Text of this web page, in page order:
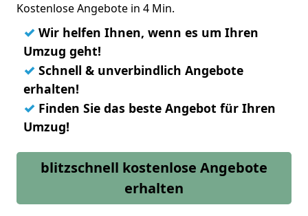
Kostenlose Angebote in 4 Min.
✓ Wir helfen Ihnen, wenn es um Ihren
Umzug geht!
✓ Schnell & unverbindlich Angebote
erhalten!
✓ Finden Sie das beste Angebot für Ihren
Umzug!
blitzschnell kostenlose Angebote
erhalten